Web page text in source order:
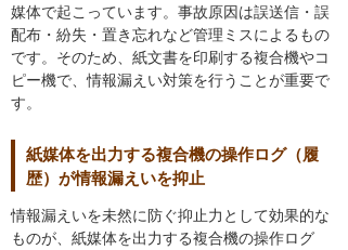
媒体で起こっています。事故原因は誤送信・誤
配布・紛失・置き忘れなど管理ミスによるもの
です。そのため、紙文書を印刷する複合機やコ
ピー機で、情報漏えい対策を行うことが重要で
す。
紙媒体を出力する複合機の操作ログ（履
歴）が情報漏えいを抑止
情報漏えいを未然に防ぐ抑止力として効果的な
ものが、紙媒体を出力する複合機の操作ログ